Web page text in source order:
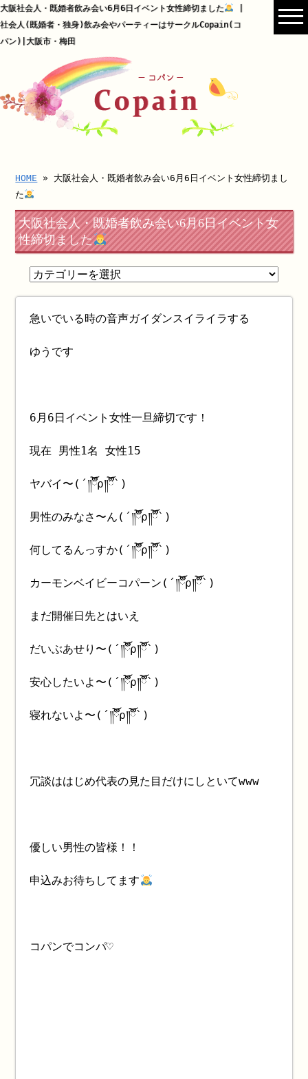
大阪社会人・既婚者飲み会い6月6日イベント女性締切ました
社会人(既婚者・独身)飲み会やパーティーはサークルCopain(コ
パン)|大阪市・梅田
HOME » 大阪社会人・既婚者飲み会い6月6日イベント女性締切まし
た
大阪社会人・既婚者飲み会い6月6日イベント女
性締切ました
急いでいる時の音声ガイダンスイライラする
ゆうです
6月6日イベント女性一旦締切です！
現在 男性1名 女性15
ヤバイ〜(´༎ຶོρ༎ຶོ`)
男性のみなさ〜ん(´༎ຶོρ༎ຶོ`)
何してるんっすか(´༎ຶོρ༎ຶོ`)
カーモンベイビーコパーン(´༎ຶོρ༎ຶོ`)
まだ開催日先とはいえ
だいぶあせり〜(´༎ຶོρ༎ຶོ`)
安心したいよ〜(´༎ຶོρ༎ຶོ`)
寝れないよ〜(´༎ຶོρ༎ຶོ`)
冗談ははじめ代表の見た目だけにしといてwww
優しい男性の皆様！！
申込みお待ちしてます
コパンでコンパ♡